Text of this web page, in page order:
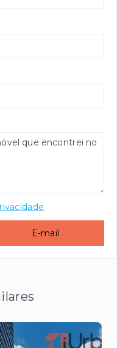
E-mail